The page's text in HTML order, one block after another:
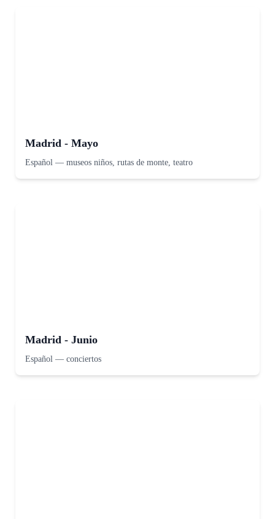
Madrid - Mayo
Español — museos niños, rutas de monte, teatro
Madrid - Junio
Español — conciertos